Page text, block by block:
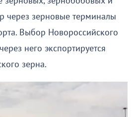
через зерновые терминалы
Выбор Новороссийского
него экспортируется
зерна.